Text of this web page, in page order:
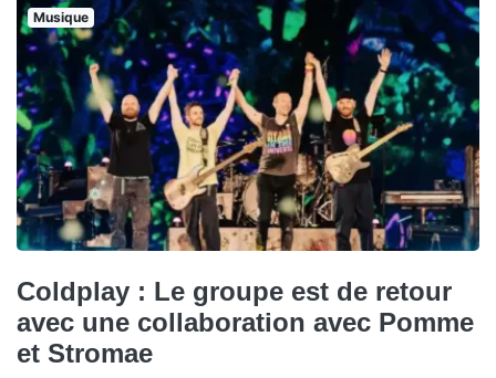
Musique
Coldplay : Le groupe est de retour
avec une collaboration avec Pomme
et Stromae